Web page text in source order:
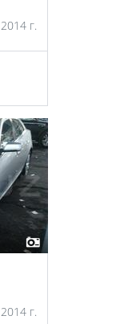
2014 г.
2014 г.